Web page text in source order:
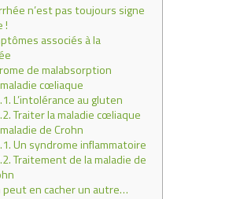
n’est pas toujours signe
!
associés à la
de malabsorption
cœliaque
L’intolérance au gluten
Traiter la maladie cœliaque
de Crohn
Un syndrome inflammatoire
Traitement de la maladie de
peut en cacher un autre…